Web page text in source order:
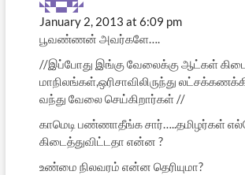
January 2, 2013 at 6:09 pm
பூவண்ணன் அவர்களே….
//இப்போது இங்கு வேலைக்கு ஆட்கள்
மாநிலங்கள்,ஒரிசாவிலிருந்து
வந்து வேலை செய்கிறார்கள் //
காமெடி பண்ணாதீங்க சார்…..தமிழர்கள்
கிடைத்துவிட்டதா என்ன ?
உண்மை நிலவரம் என்ன தெரியுமா?